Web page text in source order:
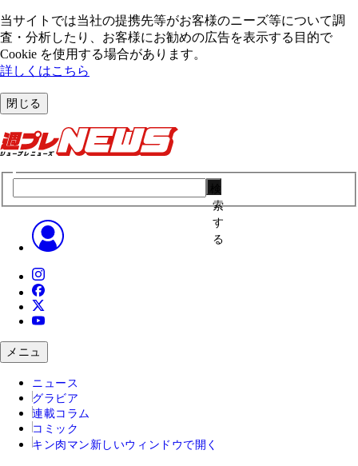
当サイトでは当社の提携先等がお客様のニーズ等について調
査・分析したり、お客様にお勧めの広告を表⽰する⽬的で
Cookie を使⽤する場合があります。
詳しくはこちら
閉じる
索
す
る
メニュ
ニュース
グラビア
連載コラム
コミック
キン肉マン 新しいウィンドウで開く